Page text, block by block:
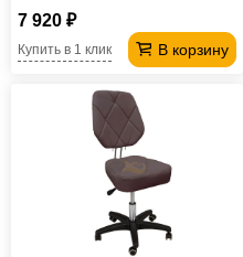
7 920 ₽
В корзину
Купить в 1 клик